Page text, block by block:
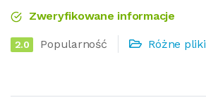
Zweryfikowane informacje
2.0 Popularność Różne pliki